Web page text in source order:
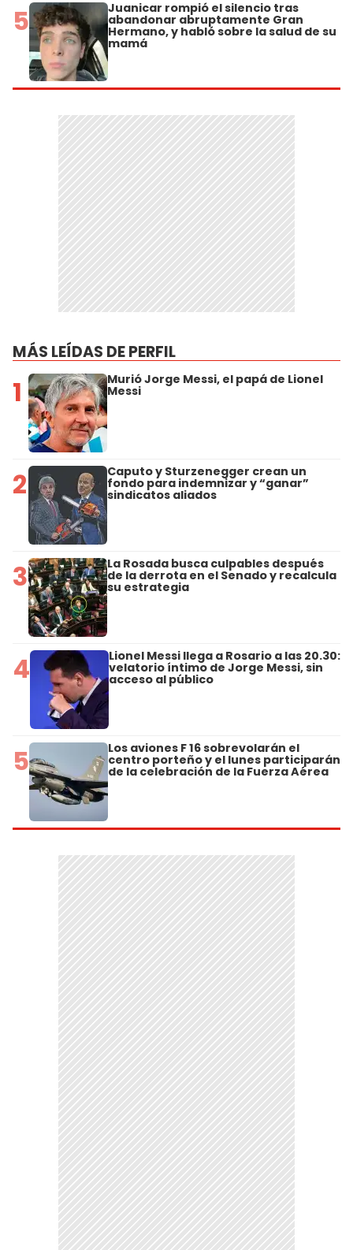
5 Juanicar rompió el silencio tras
abandonar abruptamente Gran
Hermano, y habló sobre la salud de su
mamá
MÁS LEÍDAS DE PERFIL
1 Murió Jorge Messi, el papá de Lionel
Messi
2 Caputo y Sturzenegger crean un
fondo para indemnizar y “ganar”
sindicatos aliados
3 La Rosada busca culpables después
de la derrota en el Senado y recalcula
su estrategia
4 Lionel Messi llega a Rosario a las 20.30:
velatorio íntimo de Jorge Messi, sin
acceso al público
5 Los aviones F 16 sobrevolarán el
centro porteño y el lunes participarán
de la celebración de la Fuerza Aérea